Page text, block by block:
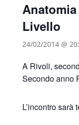
Livello
24/02/2014 @
A Rivoli,
Secondo anno
L’incontro